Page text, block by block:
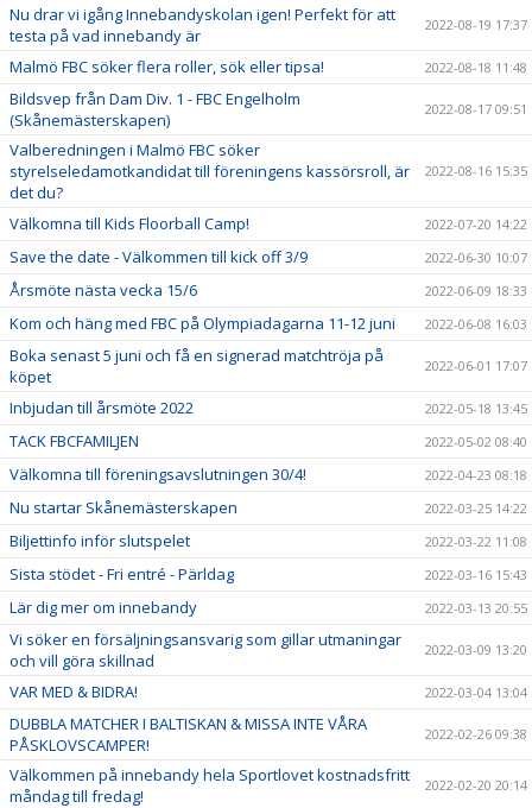
Nu drar vi igång Innebandyskolan igen! Perfekt för att
testa på vad innebandy är
2022-08-19 17:37
Malmö FBC söker flera roller, sök eller tipsa! 2022-08-18 11:48
Bildsvep från Dam Div. 1 - FBC Engelholm
(Skånemästerskapen)
2022-08-17 09:51
Valberedningen i Malmö FBC söker
styrelseledamotkandidat till föreningens kassörsroll, är
det du?
2022-08-16 15:35
Välkomna till Kids Floorball Camp! 2022-07-20 14:22
Save the date - Välkommen till kick off 3/9 2022-06-30 10:07
Årsmöte nästa vecka 15/6 2022-06-09 18:33
Kom och häng med FBC på Olympiadagarna 11-12 juni 2022-06-08 16:03
Boka senast 5 juni och få en signerad matchtröja på
köpet
2022-06-01 17:07
Inbjudan till årsmöte 2022 2022-05-18 13:45
TACK FBCFAMILJEN 2022-05-02 08:40
Välkomna till föreningsavslutningen 30/4! 2022-04-23 08:18
Nu startar Skånemästerskapen 2022-03-25 14:22
Biljettinfo inför slutspelet 2022-03-22 11:08
Sista stödet - Fri entré - Pärldag 2022-03-16 15:43
Lär dig mer om innebandy 2022-03-13 20:55
Vi söker en försäljningsansvarig som gillar utmaningar
och vill göra skillnad
2022-03-09 13:20
VAR MED & BIDRA! 2022-03-04 13:04
DUBBLA MATCHER I BALTISKAN & MISSA INTE VÅRA
PÅSKLOVSCAMPER!
2022-02-26 09:38
Välkommen på innebandy hela Sportlovet kostnadsfritt
måndag till fredag!
2022-02-20 20:14